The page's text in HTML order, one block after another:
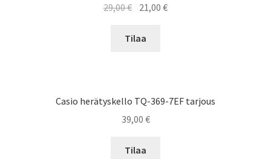
29,00€ Alkuperäinen
oli:
21,00€Nykyinen
Tilaa
Casio herätyskello TQ-369-7EF tarjous
39,00 €
Tilaa